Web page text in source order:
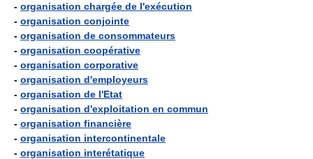
- organisation chargée de l'exécution
- organisation conjointe
- organisation de consommateurs
- organisation coopérative
- organisation corporative
- organisation d'employeurs
- organisation de l'Etat
- organisation d'exploitation en commun
- organisation financière
- organisation intercontinentale
- organisation interétatique